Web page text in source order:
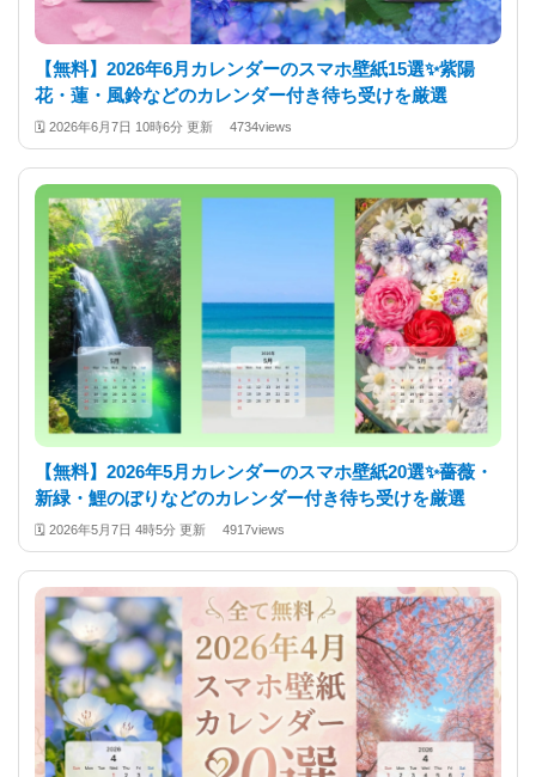
【無料】2026年6月カレンダーのスマホ壁紙15選✨️紫陽
花・蓮・風鈴などのカレンダー付き待ち受けを厳選
🗓️ 2026年6月7日 10時6分 更新 4734views
【無料】2026年5月カレンダーのスマホ壁紙20選✨️薔薇・
新緑・鯉のぼりなどのカレンダー付き待ち受けを厳選
🗓️ 2026年5月7日 4時5分 更新 4917views